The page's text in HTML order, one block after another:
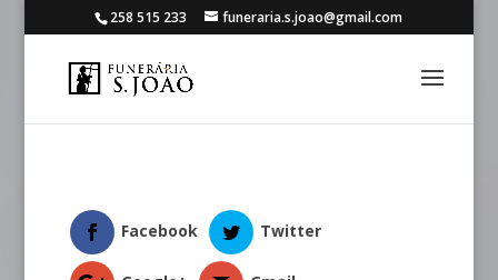
258 515 233 funeraria.s.joao@gmail.com
Facebook Twitter